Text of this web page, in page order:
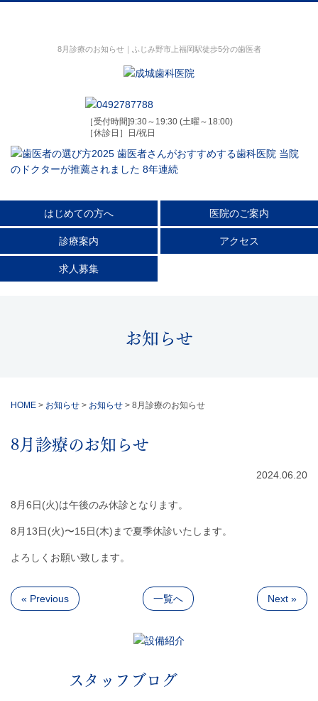
8月診療のお知らせ｜ふじみ野市上福岡駅徒歩5分の歯医者
［受付時間]9:30～19:30 (土曜～18:00)
［休診日］日/祝日
お知らせ
HOME > お知らせ > お知らせ > 8月診療のお知らせ
8月診療のお知らせ
2024.06.20
8月6日(火)は午後のみ休診となります。
8月13日(火)〜15日(木)まで夏季休診いたします。
よろしくお願い致します。
« Previous 一覧へ Next »
スタッフブログ